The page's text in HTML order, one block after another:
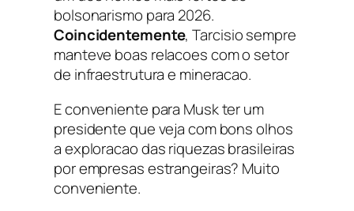
bolsonarismo para 2026.
Coincidentemente, Tarcisio sempre
manteve boas relacoes com o setor
de infraestrutura e mineracao.
E conveniente para Musk ter um
presidente que veja com bons olhos
a exploracao das riquezas brasileiras
por empresas estrangeiras? Muito
conveniente.